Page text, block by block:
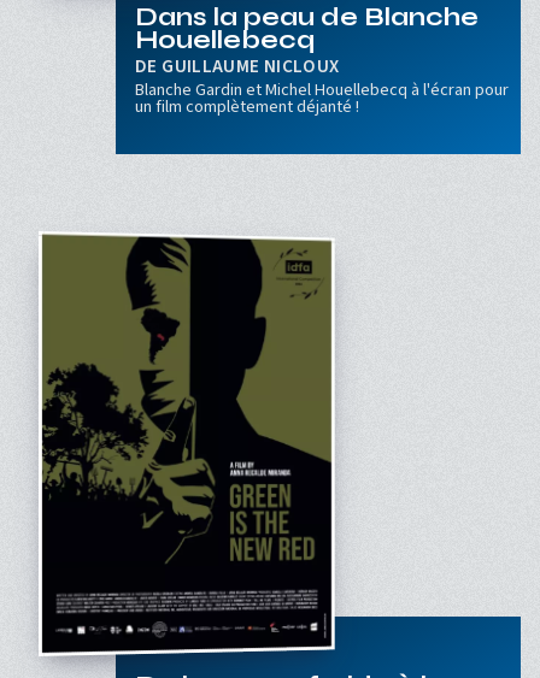
Dans la peau de Blanche
Houellebecq
GUILLAUME NICLOUX
Blanche Gardin et Michel Houellebecq à l'écran pour
un film complètement déjanté !